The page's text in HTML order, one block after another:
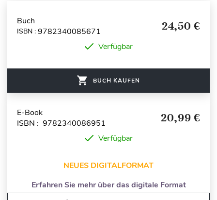
Buch
ISBN : 9782340085671 24,50 €
Verfügbar
BUCH KAUFEN
E-Book
ISBN : 9782340086951
20,99 €
Verfügbar
NEUES DIGITALFORMAT
Erfahren Sie mehr über das digitale Format